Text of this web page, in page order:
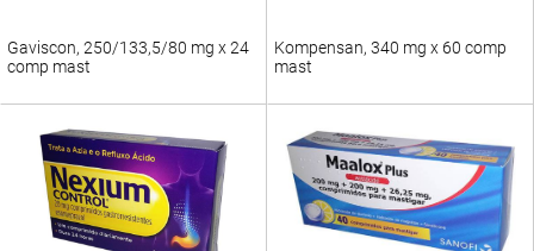
Gaviscon, 250/133,5/80 mg x 24
comp mast
Kompensan, 340 mg x 60 comp
mast